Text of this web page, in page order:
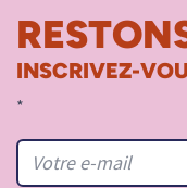
INSCRIVEZ-
*